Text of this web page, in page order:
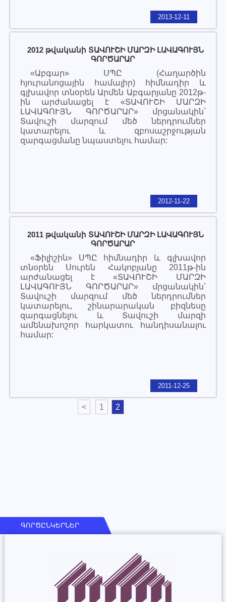
2013-12-11
2012 թվականի ՏԱՎՈՒՇԻ ՄԱՐԶԻ ԼԱՎԱԳՈՒՅՆ
ԳՈՐԾԱՐԱՐ
«Աբգար» ՍՊԸ (Հաղարծին
հյուրանոցային համալիր) հիմնադիր և
գլխավոր տնօրեն Արմեն Աբգարյանը 2012թ-
ին արժանացել է «ՏԱՎՈՒՇԻ ՄԱՐԶԻ
ԼԱՎԱԳՈՒՅՆ ԳՈՐԾԱՐԱՐ» մրցանակին՝
Տավուշի մարզում մեծ ներդրումներ
կատարելու և զբոսաշրջության
զարգացմանը նպաստելու համար:
2012-11-22
2011 թվականի ՏԱՎՈՒՇԻ ՄԱՐԶԻ ԼԱՎԱԳՈՒՅՆ
ԳՈՐԾԱՐԱՐ
«Ֆիլիշին» ՍՊԸ հիմնադիր և գլխավոր
տնօրեն Սուրեն Հակոբյանը 2011թ-ին
արժանացել է «ՏԱՎՈՒՇԻ ՄԱՐԶԻ
ԼԱՎԱԳՈՒՅՆ ԳՈՐԾԱՐԱՐ» մրցանակին՝
Տավուշի մարզում մեծ ներդրումներ
կատարելու, շինարարական բիզնեսը
զարգացնելու և Տավուշի մարզի
ամենախոշոր հարկատու հանդիսանալու
համար:
2011-12-25
< 1 2
ԳՈՐԾԸՆԿԵՐՆԵՐ